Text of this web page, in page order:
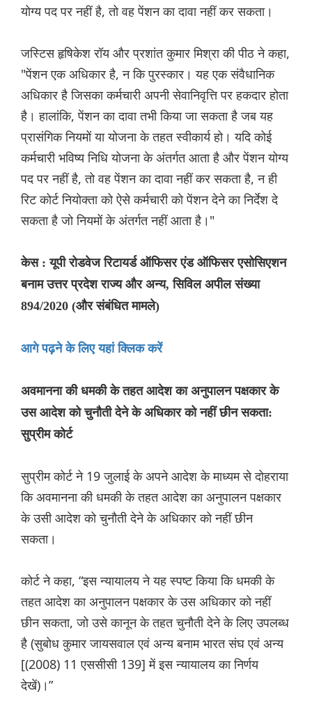
योग्य पद पर नहीं है, तो वह पेंशन का दावा नहीं कर सकता।
जस्टिस हृषिकेश रॉय और प्रशांत कुमार मिश्रा की पीठ ने कहा,
"पेंशन एक अधिकार है, न कि पुरस्कार। यह एक संवैधानिक
अधिकार है जिसका कर्मचारी अपनी सेवानिवृत्ति पर हकदार होता
है। हालांकि, पेंशन का दावा तभी किया जा सकता है जब यह
प्रासंगिक नियमों या योजना के तहत स्वीकार्य हो। यदि कोई
कर्मचारी भविष्य निधि योजना के अंतर्गत आता है और पेंशन योग्य
पद पर नहीं है, तो वह पेंशन का दावा नहीं कर सकता है, न ही
रिट कोर्ट नियोक्ता को ऐसे कर्मचारी को पेंशन देने का निर्देश दे
सकता है जो नियमों के अंतर्गत नहीं आता है।"
केस : यूपी रोडवेज रिटायर्ड ऑफिसर एंड ऑफिसर एसोसिएशन
बनाम उत्तर प्रदेश राज्य और अन्य, सिविल अपील संख्या
894/2020 (और संबंधित मामले)
आगे पढ़ने के लिए यहां क्लिक करें
अवमानना की धमकी के तहत आदेश का अनुपालन पक्षकार के
उस आदेश को चुनौती देने के अधिकार को नहीं छीन सकता:
सुप्रीम कोर्ट
सुप्रीम कोर्ट ने 19 जुलाई के अपने आदेश के माध्यम से दोहराया
कि अवमानना की धमकी के तहत आदेश का अनुपालन पक्षकार
के उसी आदेश को चुनौती देने के अधिकार को नहीं छीन
सकता।
कोर्ट ने कहा, “इस न्यायालय ने यह स्पष्ट किया कि धमकी के
तहत आदेश का अनुपालन पक्षकार के उस अधिकार को नहीं
छीन सकता, जो उसे कानून के तहत चुनौती देने के लिए उपलब्ध
है (सुबोध कुमार जायसवाल एवं अन्य बनाम भारत संघ एवं अन्य
[(2008) 11 एससीसी 139] में इस न्यायालय का निर्णय
देखें)।”